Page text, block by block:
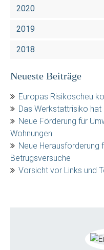
2020
2019
2018
Neueste Beiträge
Europas Risikoscheu
Das Werkstattrisiko hat
Neue Förderung für
Wohnungen
Neue Herausforderung
Betrugsversuche
Vorsicht vor Links und